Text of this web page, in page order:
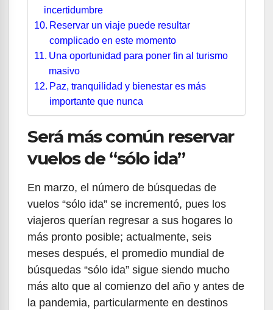
incertidumbre
Reservar un viaje puede resultar
complicado en este momento
Una oportunidad para poner fin al turismo
masivo
Paz, tranquilidad y bienestar es más
importante que nunca
Será más común reservar
vuelos de “sólo ida”
En marzo, el número de búsquedas de
vuelos “sólo ida” se incrementó, pues los
viajeros querían regresar a sus hogares lo
más pronto posible; actualmente, seis
meses después, el promedio mundial de
búsquedas “sólo ida” sigue siendo mucho
más alto que al comienzo del año y antes de
la pandemia, particularmente en destinos